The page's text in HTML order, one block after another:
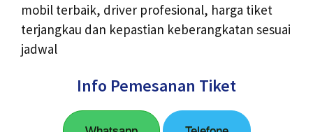
mobil terbaik, driver profesional, harga tiket
terjangkau dan kepastian keberangkatan sesuai
jadwal
Info Pemesanan Tiket